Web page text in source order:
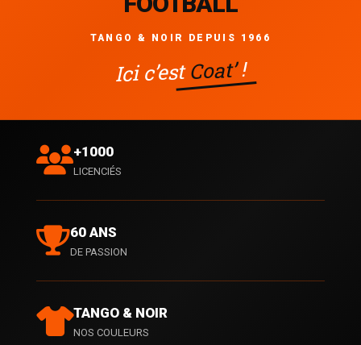
TANGO & NOIR DEPUIS 1966
Ici c’estCoat’!
+1000
LICENCIÉS
60 ANS
DE PASSION
TANGO & NOIR
NOS COULEURS